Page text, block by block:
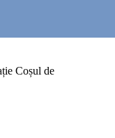
Coșul de